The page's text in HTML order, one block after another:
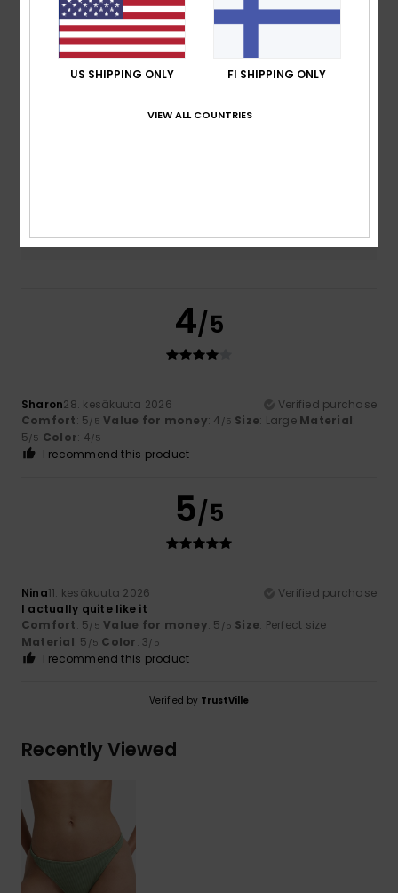
100% of our customers recommend this product
Comfort
5.0
Value for money
4.5
4/5
Sharon28. kesäkuuta 2026
Verified purchase
Comfort: 5/5 Value for money: 4 /5 Size: Large Material:
5/5 Color: 4/5
I recommend this product
5/5
Nina11. kesäkuuta 2026
Verified purchase
I actually quite like it
Comfort: 5/5 Value for money: 5 /5 Size: Perfect size
Material: 5 /5 Color: 3/5
I recommend this product
Verified by TrustVille
Recently Viewed
US SHIPPING ONLY FI SHIPPING ONLY
VIEW ALL COUNTRIES